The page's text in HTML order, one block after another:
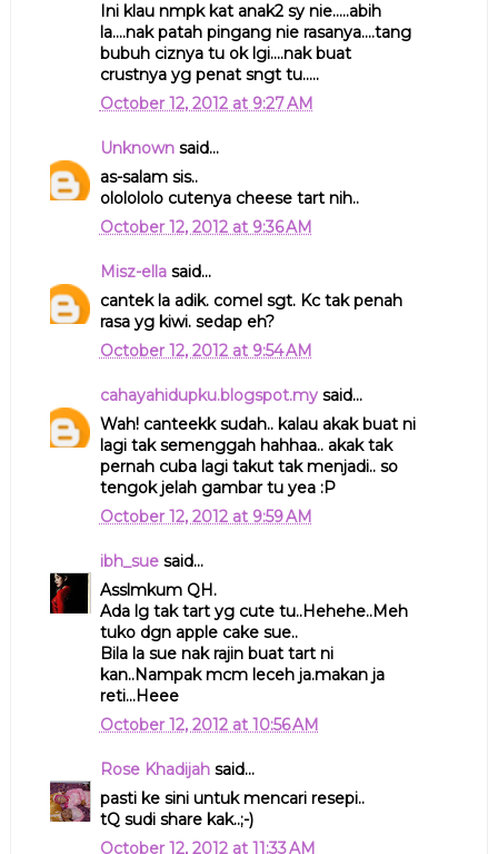
Ini klau nmpk kat anak2 sy nie.....abih
la....nak patah pingang nie rasanya....tang
bubuh ciznya tu ok lgi....nak buat
crustnya yg penat sngt tu.....
October 12, 2012 at 9:27 AM
Unknownsaid...
as-salam sis..
ololololo cutenya cheese tart nih..
October 12, 2012 at 9:36 AM
Misz-ellasaid...
cantek la adik. comel sgt. Kc tak penah
rasa yg kiwi. sedap eh?
October 12, 2012 at 9:54 AM
cahayahidupku.blogspot.mysaid...
Wah! canteekk sudah.. kalau akak buat ni
lagi tak semenggah hahhaa.. akak tak
pernah cuba lagi takut tak menjadi.. so
tengok jelah gambar tu yea :P
October 12, 2012 at 9:59 AM
ibh_suesaid...
Asslmkum QH.
Ada lg tak tart yg cute tu..Hehehe..Meh
tuko dgn apple cake sue..
Bila la sue nak rajin buat tart ni
kan..Nampak mcm leceh ja.makan ja
reti...Heee
October 12, 2012 at 10:56 AM
Rose Khadijahsaid...
pasti ke sini untuk mencari resepi..
tQ sudi share kak..;-)
October 12, 2012 at 11:33 AM